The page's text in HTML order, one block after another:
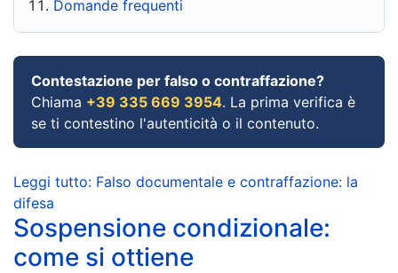
Domande frequenti
Contestazione per falso o contraffazione?
Chiama +39 335 669 3954. La prima verifica è
se ti contestino l'autenticità o il contenuto.
Leggi tutto: Falso documentale e contraffazione: la
difesa
Sospensione condizionale:
come si ottiene